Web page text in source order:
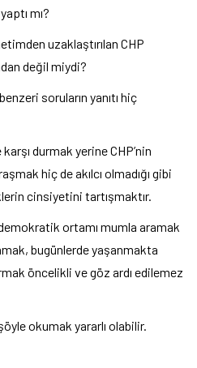
mı?
uzaklaştırılan CHP
değil miydi?
soruların yanıtı hiç
durmak yerine CHP’nin
hiç de akılcı olmadığı gibi
cinsiyetini tartışmaktır.
ortamı mumla aramak
bugünlerde yaşanmakta
öncelikli ve göz ardı edilemez
okumak yararlı olabilir.